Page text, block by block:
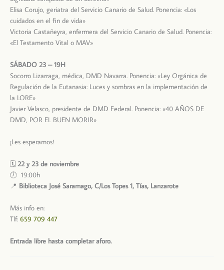
Elisa Corujo, geriatra del Servicio Canario de Salud. Ponencia: «Los
cuidados en el fin de vida»
Victoria Castañeyra, enfermera del Servicio Canario de Salud. Ponencia:
«El Testamento Vital o MAV»
SÁBADO 23 – 19H
Socorro Lizarraga, médica, DMD Navarra. Ponencia: «Ley Orgánica de
Regulación de la Eutanasia: Luces y sombras en la implementación de
la LORE»
Javier Velasco, presidente de DMD Federal. Ponencia: «40 AÑOS DE
DMD, POR EL BUEN MORIR»
¡Les esperamos!
🗓️ 22 y 23 de noviembre
🕖 19:00h
📍 Biblioteca José Saramago, C/Los Topes 1, Tías, Lanzarote
Más info en:
Tlf: 659 709 447
Entrada libre hasta completar aforo.